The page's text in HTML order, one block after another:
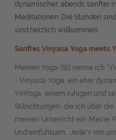
dynamischer, abends sanfter
Meditationen. Die Stunden
sind herzlich willkommen.
Sanftes Vinyasa Yoga meets
Meinen Yoga-Stil nenne ich
- Vinyasa Yoga, ein eher
YinYoga, einem ruhigen und
Stilrichtungen, die ich über
meinen Unterricht ein. Meine
und einfühlsam. Jede*r von